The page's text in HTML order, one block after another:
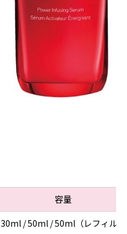
容量
30ml / 50ml / 50ml（レフィル）